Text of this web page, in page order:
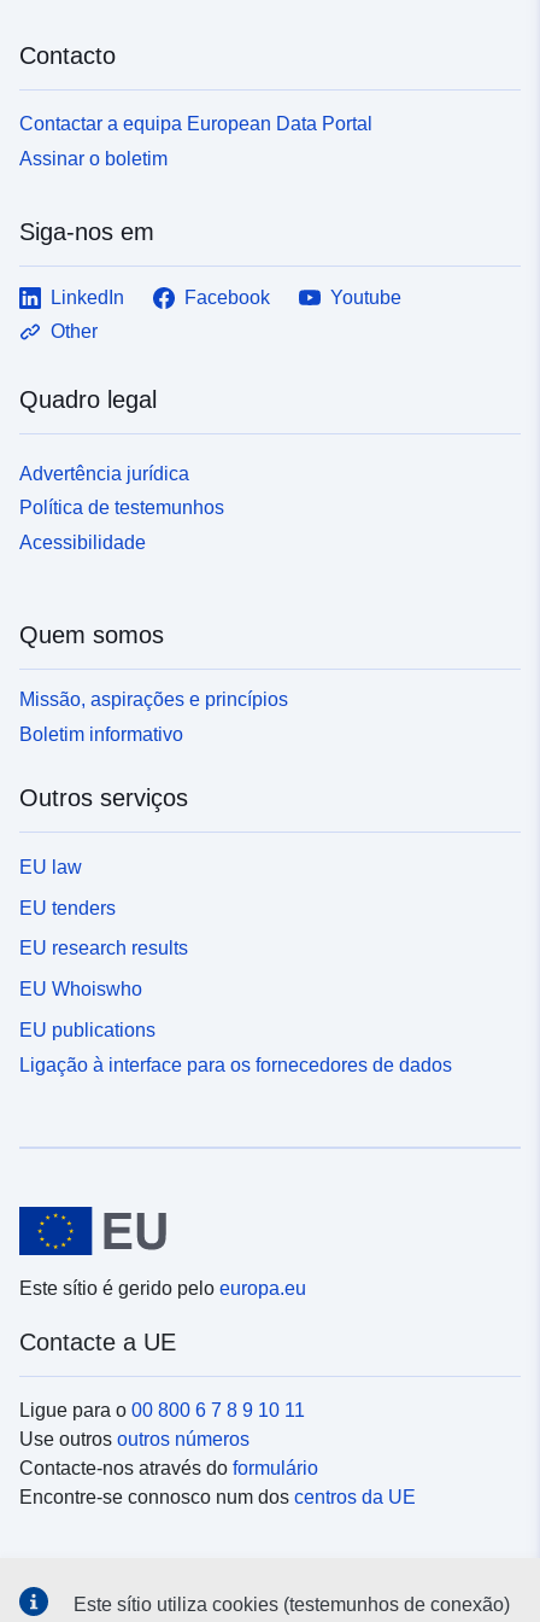
Tipo:
Recurso:
Contacto
Contactar a equipa European Data Portal
Assinar o boletim
Siga-nos em
LinkedIn Facebook
Youtube
Other
Quadro legal
Advertência jurídica
Política de testemunhos
Acessibilidade
Quem somos
Missão, aspirações e princípios
Boletim informativo
Outros serviços
EU law
EU tenders
EU research results
EU Whoiswho
EU publications
Ligação à interface para os fornecedores de dados
Este sítio é gerido pelo europa.eu
Contacte a UE
Ligue para o 00 800 6 7 8 9 10 11
Use outros outros números
Contacte-nos através do formulário
Encontre-se connosco num dos centros da UE
Este sítio utiliza cookies (testemunhos de conexão)